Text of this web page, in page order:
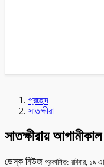
প্রচ্ছদ
সাতক্ষীরা
সাতক্ষীরায়
ডেস্ক নিউজ প্রকাশিত: রবিবার,